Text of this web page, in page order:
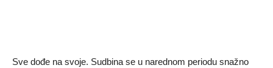
Sve dođe na svoje. Sudbina se u narednom periodu snažno